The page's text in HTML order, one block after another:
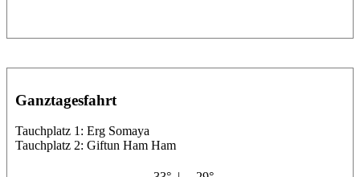
Ganztagesfahrt
Tauchplatz 1: Erg Somaya
Tauchplatz 2: Giftun Ham Ham